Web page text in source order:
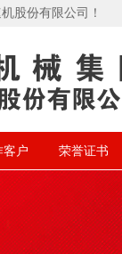
股份有限公司！
客户 荣誉证书